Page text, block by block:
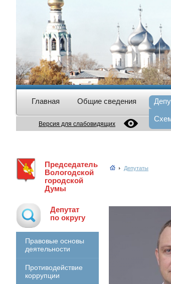
Главная Общие сведения
Версия для слабовидящих
Председатель
Вологодской
городской
Думы
Депутат
по округу
Правовые основы
деятельности
Противодействие
коррупции
Депутаты